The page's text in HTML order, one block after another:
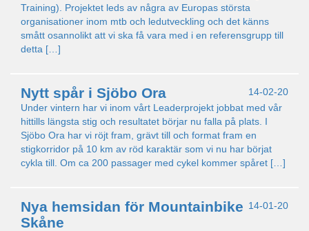
Training). Projektet leds av några av Europas största
organisationer inom mtb och ledutveckling och det känns
smått osannolikt att vi ska få vara med i en referensgrupp till
detta […]
14-02-20
Nytt spår i Sjöbo Ora
Under vintern har vi inom vårt Leaderprojekt jobbat med vår
hittills längsta stig och resultatet börjar nu falla på plats. I
Sjöbo Ora har vi röjt fram, grävt till och format fram en
stigkorridor på 10 km av röd karaktär som vi nu har börjat
cykla till. Om ca 200 passager med cykel kommer spåret […]
14-01-20
Nya hemsidan för Mountainbike
Skåne